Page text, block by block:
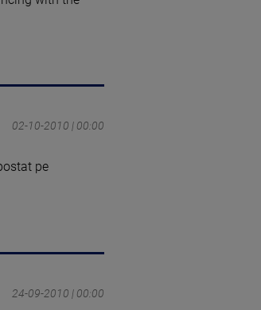
02-10-2010 | 00:00
pe
24-09-2010 | 00:00